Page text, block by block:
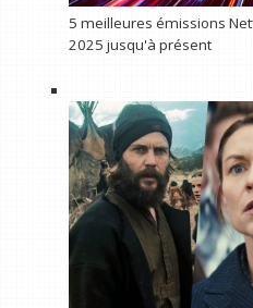
5 meilleures émissions
2025 jusqu'à présent